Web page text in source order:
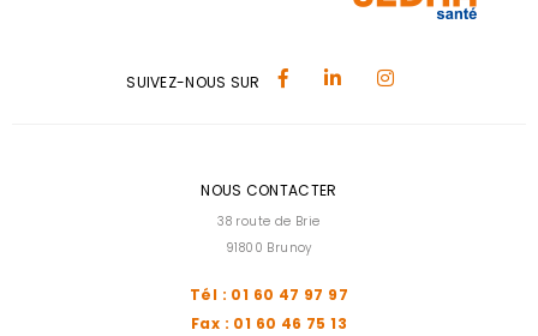
SUIVEZ-NOUS SUR
NOUS CONTACTER
38 route de Brie
91800 Brunoy
Tél : 01 60 47 97 97
Fax : 01 60 46 75 13